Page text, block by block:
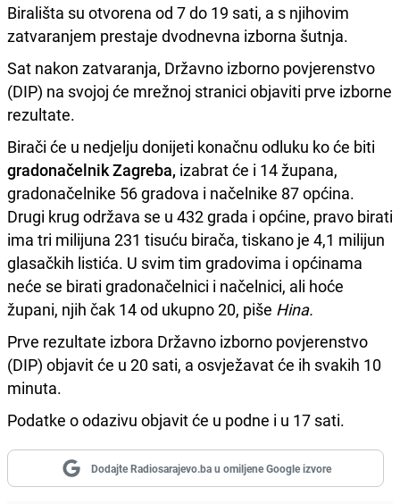
Birališta su otvorena od 7 do 19 sati, a s njihovim
zatvaranjem prestaje dvodnevna izborna šutnja.
Sat nakon zatvaranja, Državno izborno povjerenstvo
(DIP) na svojoj će mrežnoj stranici objaviti prve izborne
rezultate.
Birači će u nedjelju donijeti konačnu odluku ko će biti
gradonačelnik Zagreba, izabrat će i 14 župana,
gradonačelnike 56 gradova i načelnike 87 općina.
Drugi krug održava se u 432 grada i općine, pravo birati
ima tri milijuna 231 tisuću birača, tiskano je 4,1 milijun
glasačkih listića. U svim tim gradovima i općinama
neće se birati gradonačelnici i načelnici, ali hoće
župani, njih čak 14 od ukupno 20, piše Hina.
Prve rezultate izbora Državno izborno povjerenstvo
(DIP) objavit će u 20 sati, a osvježavat će ih svakih 10
minuta.
Podatke o odazivu objavit će u podne i u 17 sati.
Dodajte Radiosarajevo.ba u omiljene Google izvore